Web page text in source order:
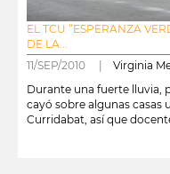
EL TCU “ESPERANZA
DE LA...
11/SEP/2010 | Virginia
Durante una fuerte lluvia,
cayó sobre algunas casas
Curridabat, así que